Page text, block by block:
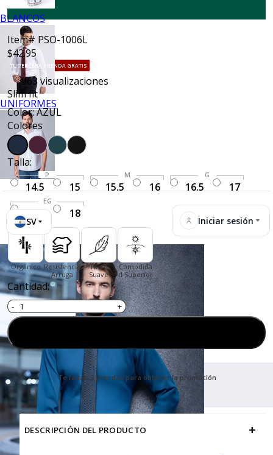
BLANCOS
UNIFORMES
SV Iniciar sesión
NUEVO
Item# PSO-1006L
$42.95
TU TERCERA PRENDA GRATIS
963visualizaciones
Slim fit
Color: AZUL
Colores
Talla:
P
14.5 15
M
15.5 16
G
16.5 17
EG
17.5 18
Orgánico Resistencia
Arruga
Tacto
Suave
Comodida
d Superior
Cantidad:
Te faltan 3 prendas para obtener la promoción
DESCRIPCIÓN DEL PRODUCTO +